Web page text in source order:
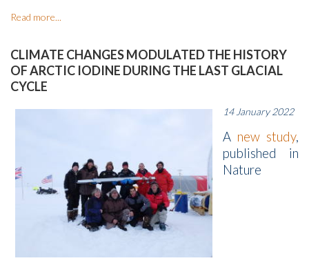
Read more...
CLIMATE CHANGES MODULATED THE HISTORY
OF ARCTIC IODINE DURING THE LAST GLACIAL
CYCLE
14 January 2022
A new study,
published in
Nature